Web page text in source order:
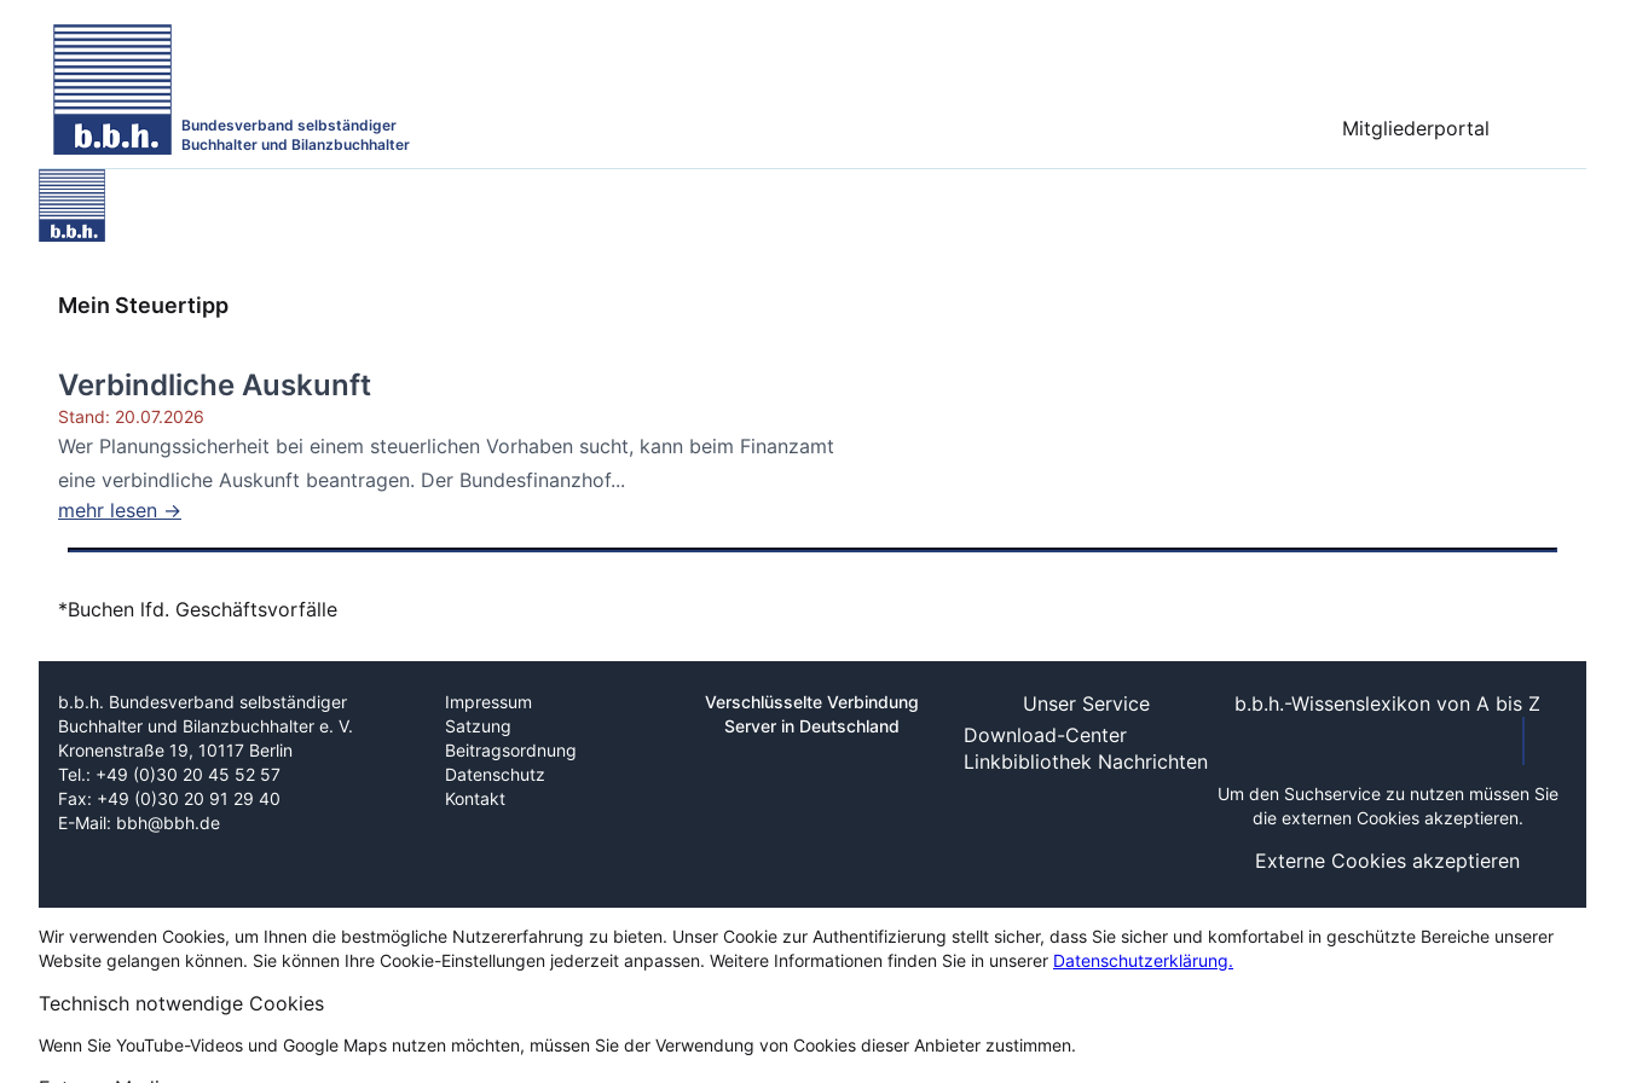
Bundesverband selbständiger
Buchhalter und Bilanzbuchhalter
Mitgliederportal
Mein Steuertipp
Verbindliche Auskunft
Stand: 20.07.2026
Wer Planungssicherheit bei einem steuerlichen Vorhaben sucht, kann beim Finanzamt
eine verbindliche Auskunft beantragen. Der Bundesfinanzhof...
mehr lesen →
*Buchen lfd. Geschäftsvorfälle
b.b.h. Bundesverband selbständiger
Buchhalter und Bilanzbuchhalter e. V.
Kronenstraße 19, 10117 Berlin
Tel.: +49 (0)30 20 45 52 57
Fax: +49 (0)30 20 91 29 40
E-Mail: bbh@bbh.de
Impressum
Satzung
Beitragsordnung
Datenschutz
Kontakt
Verschlüsselte Verbindung
Server in Deutschland
Unser Service
Download-Center
Linkbibliothek Nachrichten
b.b.h.-Wissenslexikon von A bis Z
Um den Suchservice zu nutzen müssen Sie
die externen Cookies akzeptieren.
Externe Cookies akzeptieren
Wir verwenden Cookies, um Ihnen die bestmögliche Nutzererfahrung zu bieten. Unser Cookie zur Authentifizierung stellt sicher, dass Sie sicher und komfortabel in geschützte Bereiche unserer
Website gelangen können. Sie können Ihre Cookie-Einstellungen jederzeit anpassen. Weitere Informationen finden Sie in unserer Datenschutzerklärung.
Technisch notwendige Cookies
Wenn Sie YouTube-Videos und Google Maps nutzen möchten, müssen Sie der Verwendung von Cookies dieser Anbieter zustimmen.